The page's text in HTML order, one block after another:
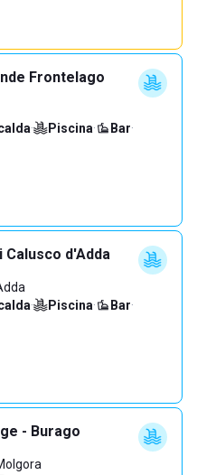
Frontelago
· Piscina· Bar·
Calusco d'Adda
· Piscina· Bar·
- Burago